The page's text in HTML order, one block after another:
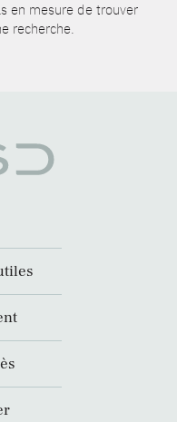
en mesure de trouver
recherche.